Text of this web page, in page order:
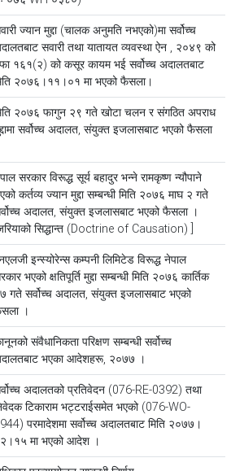
ज्यान मुद्दा (चालक अनुमति नभएको)मा सर्वोच्च
सवारी तथा यातायत व्यवस्था ऐन , २०४९ को
१६१(२) को कसूर कायम भई सर्वोच्च अदालतबाट
२०७६।११।०१ मा भएको फैसला।
२०७६ फागुन २९ गते खोटा चलन र संगठित अपराध
सर्वोच्च अदालत, संयुक्त इजलासबाट भएको फैसला
सरकार विरूद्ध सूर्य बहादुर भन्ने रामकृष्ण न्यौपाने
कर्तव्य ज्यान मुद्दा सम्बन्धी मिति २०७६ माघ २ गते
अदालत, संयुक्त इजलासबाट भएको फैसला ।
सिद्धान्त (Doctrine of Causation) ]
इन्स्योरेन्स कम्पनी लिमिटेड विरूद्ध नेपाल
भएको क्षतिपूर्ति मुद्दा सम्बन्धी मिति २०७६ कार्तिक
गते सर्वोच्च अदालत, संयुक्त इजलासबाट भएको
।
संवैधानिकता परिक्षण सम्बन्धी सर्वोच्च
भएका आदेशहरू, २०७७ ।
अदालतको प्रतिवेदन (076-RE-0392) तथा
टिकाराम भट्टराईसमेत भएको (076-WO-
परमादेशमा सर्वोच्च अदालतबाट मिति २०७७।
मा भएको आदेश ।